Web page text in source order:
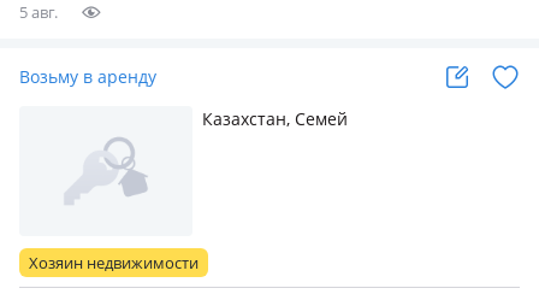
5 авг.
Возьму в аренду
Казахстан, Семей
Хозяин недвижимости